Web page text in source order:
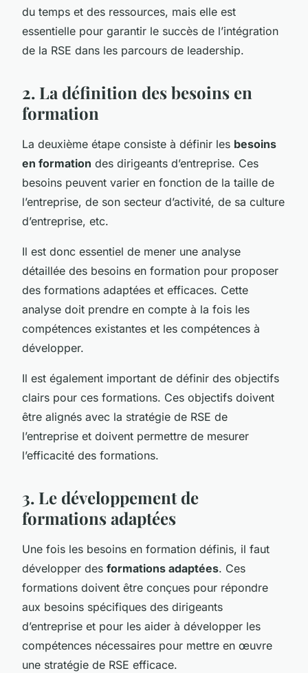
du temps et des ressources, mais elle est
essentielle pour garantir le succès de l’intégration
de la RSE dans les parcours de leadership.
2. La définition des besoins en
formation
La deuxième étape consiste à définir les besoins
en formation des dirigeants d’entreprise. Ces
besoins peuvent varier en fonction de la taille de
l’entreprise, de son secteur d’activité, de sa culture
d’entreprise, etc.
Il est donc essentiel de mener une analyse
détaillée des besoins en formation pour proposer
des formations adaptées et efficaces. Cette
analyse doit prendre en compte à la fois les
compétences existantes et les compétences à
développer.
Il est également important de définir des objectifs
clairs pour ces formations. Ces objectifs doivent
être alignés avec la stratégie de RSE de
l’entreprise et doivent permettre de mesurer
l’efficacité des formations.
3. Le développement de
formations adaptées
Une fois les besoins en formation définis, il faut
développer des formations adaptées. Ces
formations doivent être conçues pour répondre
aux besoins spécifiques des dirigeants
d’entreprise et pour les aider à développer les
compétences nécessaires pour mettre en œuvre
une stratégie de RSE efficace.